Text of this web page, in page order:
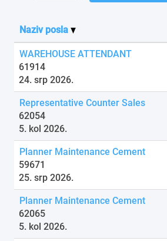
Naziv posla
WAREHOUSE ATTENDANT
61914
24. srp 2026.
Representative Counter Sales
62054
5. kol 2026.
Planner Maintenance Cement
59671
25. srp 2026.
Planner Maintenance Cement
62065
5. kol 2026.